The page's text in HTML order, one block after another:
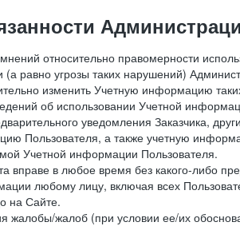
относительно правомерности
(а равно угрозы таких нарушений)
изменить Учетную информацию
об использовании Учетной
уведомления Заказчика,
Пользователя, а также учетную
Учетной информации Пользователя.
вправе в любое время без какого-либо
любому лицу, включая всех
на Сайте.
жалобы/жалоб (при условии ее/их